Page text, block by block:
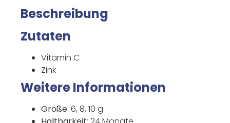
Beschreibung
Zutaten
Vitamin C
Zink
Weitere Informationen
Größe: 6, 8, 10 g